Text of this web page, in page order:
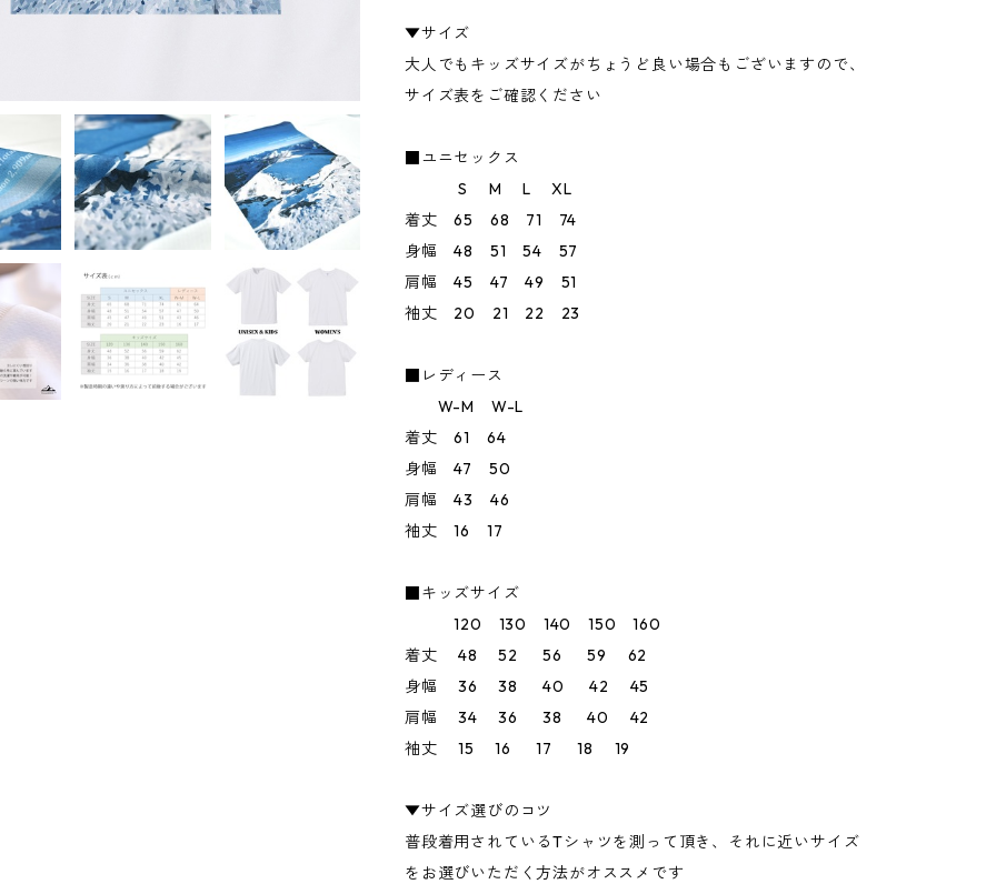
▼サイズ
大人でもキッズサイズがちょうど良い場合もございますので、
サイズ表をご確認ください
■ユニセックス
S M L XL
着丈 65 68 71 74
身幅 48 51 54 57
肩幅 45 47 49 51
袖丈 20 21 22 23
■レディース
W-M W-L
着丈 61 64
身幅 47 50
肩幅 43 46
袖丈 16 17
■キッズサイズ
120 130 140 150 160
着丈 48 52 56 59 62
身幅 36 38 40 42 45
肩幅 34 36 38 40 42
袖丈 15 16 17 18 19
▼サイズ選びのコツ
普段着用されているTシャツを測って頂き、それに近いサイズ
をお選びいただく方法がオススメです